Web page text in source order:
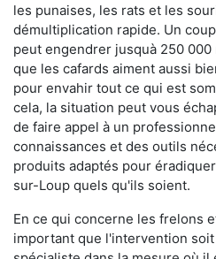
les punaises, les rats et les
démultiplication rapide. Un
peut engendrer jusquà 250 000
que les cafards aiment aussi
pour envahir tout ce qui est
cela, la situation peut vous
de faire appel à un
connaissances et des outils
produits adaptés pour
sur-Loup quels qu'ils soient.
En ce qui concerne les frelons
important que l'intervention